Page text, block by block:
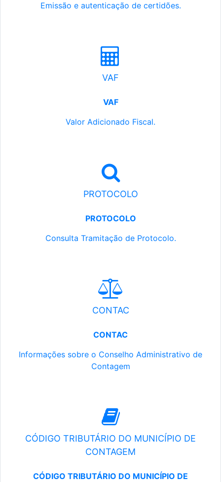
Emissão e autenticação de certidões.
VAF
VAF
Valor Adicionado Fiscal.
PROTOCOLO
PROTOCOLO
Consulta Tramitação de Protocolo.
CONTAC
CONTAC
Informações sobre o Conselho Administrativo de
Contagem
CÓDIGO TRIBUTÁRIO DO MUNICÍPIO DE
CONTAGEM
CÓDIGO TRIBUTÁRIO DO MUNICÍPIO DE